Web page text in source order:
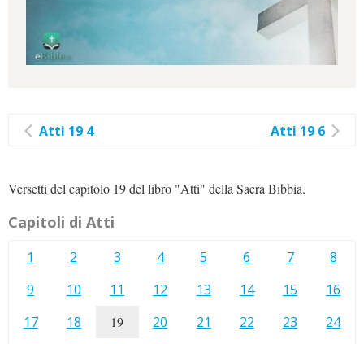
Atti 19 4 Atti 19 6
Versetti del capitolo 19 del libro "Atti" della Sacra Bibbia.
Capitoli di Atti
1 2 3 4 5 6 7
8
9
10 11 12 13 14 15
16
17
18 19 20 21 22 23
24